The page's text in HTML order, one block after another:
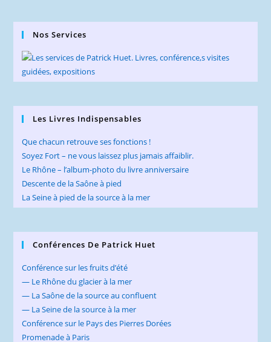
Nos Services
Les Livres Indispensables
Que chacun retrouve ses fonctions !
Soyez Fort – ne vous laissez plus jamais affaiblir.
Le Rhône – l’album-photo du livre anniversaire
Descente de la Saône à pied
La Seine à pied de la source à la mer
Conférences De Patrick Huet
Conférence sur les fruits d’été
— Le Rhône du glacier à la mer
— La Saône de la source au confluent
— La Seine de la source à la mer
Conférence sur le Pays des Pierres Dorées
Promenade à Paris